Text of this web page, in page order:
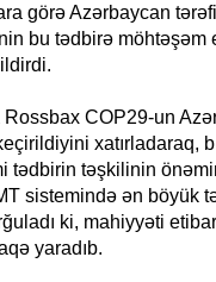
görə Azərbaycan
bu tədbirə möhtəşəm
COP29-un
xatırladaraq,
tədbirin təşkilinin
sistemində ən böyük
ki, mahiyyəti
yaradıb.